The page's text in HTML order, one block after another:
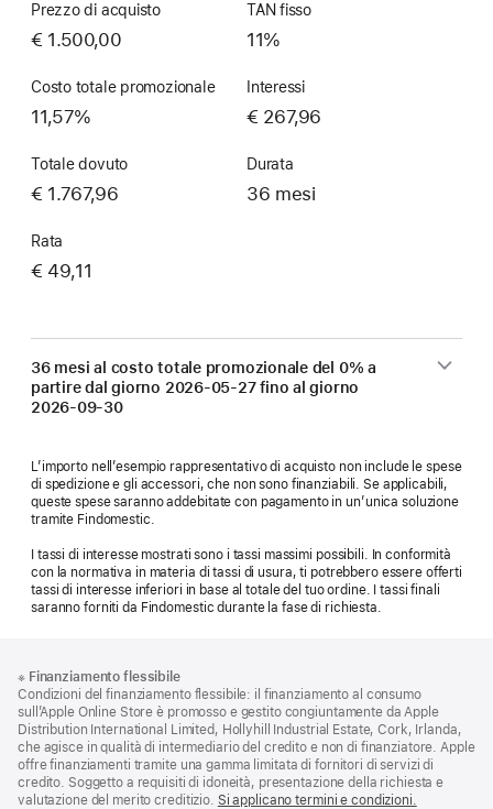
Prezzo di acquisto
€ 1.500,00
TAN fisso
11%
Costo totale promozionale
11,57%
Interessi
€ 267,96
Totale dovuto
€ 1.767,96
Durata
36 mesi
Rata
€ 49,11
36 mesi al costo totale promozionale del 0% a
partire dal giorno 2026-05-27fino al giorno
2026-09-30
L’importo nell’esempio rappresentativo di acquisto non include le spese
di spedizione e gli accessori, che non sono finanziabili. Se applicabili,
queste spese saranno addebitate con pagamento in un’unica soluzione
tramite Findomestic.
I tassi di interesse mostrati sono i tassi massimi possibili. In conformità
con la normativa in materia di tassi di usura, ti potrebbero essere offerti
tassi di interesse inferiori in base al totale del tuo ordine. I tassi finali
saranno forniti da Findomestic durante la fase di richiesta.
di
pagina
a
piè
di
pagina
※ Finanziamento flessibile
Condizioni del finanziamento flessibile: il finanziamento al consumo
sull’Apple Online Store è promosso e gestito congiuntamente da Apple
Distribution International Limited, Hollyhill Industrial Estate, Cork, Irlanda,
che agisce in qualità di intermediario del credito e non di finanziatore. Apple
offre finanziamenti tramite una gamma limitata di fornitori di servizi di
credito. Soggetto a requisiti di idoneità, presentazione della richiesta e
valutazione del merito creditizio. Si applicano termini e condizioni.